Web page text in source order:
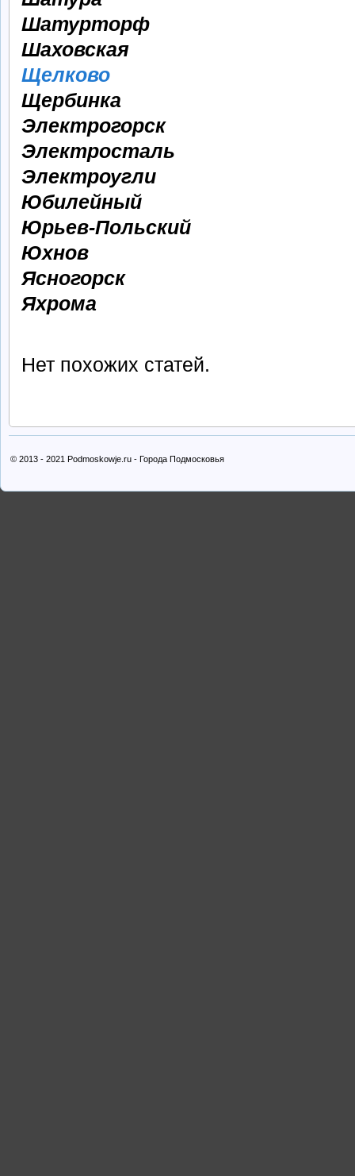
Шатурторф
Шаховская
Щелково
Щербинка
Электрогорск
Электросталь
Электроугли
Юбилейный
Юрьев-Польский
Юхнов
Ясногорск
Яхрома
Нет похожих статей.
© 2013 - 2021 Podmoskowje.ru - Города Подмосковья